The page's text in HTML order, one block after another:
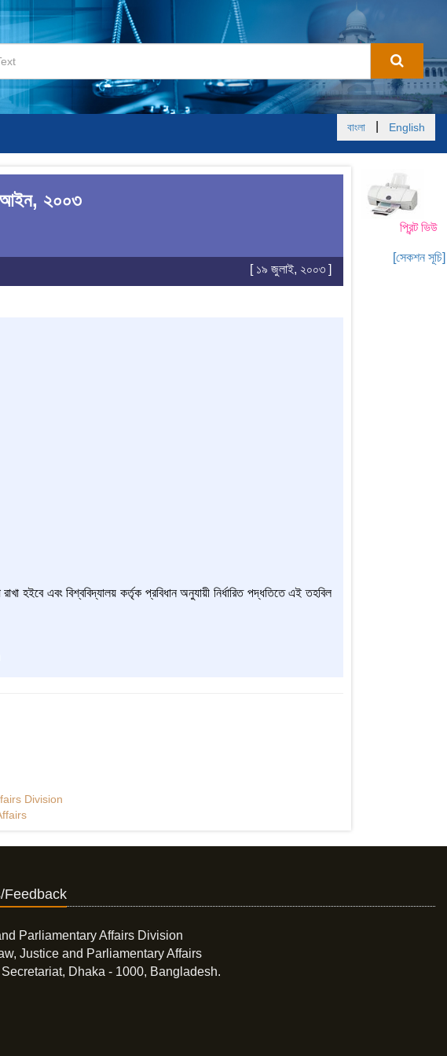
বাংলা English
প্রিন্ট ভিউ
[সেকশন সূচি]
আইন, ২০০৩
[ ১৯ জুলাই, ২০০৩ ]
হইবে এবং বিশ্ববিদ্যালয় কর্তৃক প্রবিধান অনুযায়ী নির্ধারিত পদ্ধতিতে এই তহবিল
Division
Feedback
Parliamentary Affairs Division
Justice and Parliamentary Affairs
Dhaka - 1000, Bangladesh.